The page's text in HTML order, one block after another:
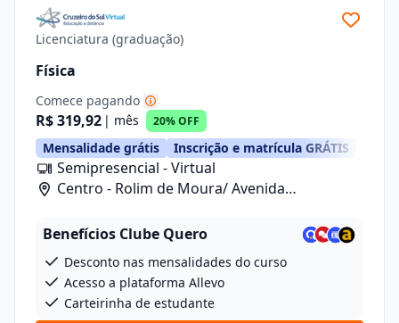
Licenciatura (graduação)
Física
Comece pagando
R$ 319,92 | mês 20% OFF
Mensalidade grátis Inscrição e matrícula GRÁTIS
Semipresencial - Virtual
Centro - Rolim de Moura/ Avenida
Benefícios Clube Quero
Desconto nas mensalidades do curso
Acesso a plataforma Allevo
Carteirinha de estudante